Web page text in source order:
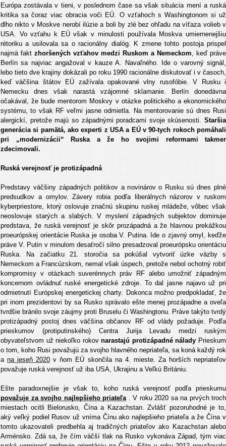
Európa zostávala v tieni, v poslednom čase sa však situácia mení a ruská
kritika sa čoraz viac obracia voči EÚ. O vzťahoch s Washingtonom si už
dlho nikto v Moskve nerobí ilúzie a boli by zlé bez ohľadu na víťaza volieb v
USA. Vo vzťahu k EÚ však v minulosti používala Moskva umiernenejšiu
rétoriku a usilovala sa o racionálny dialóg. K zmene tohto postoja prispel
najmä fakt zhoršených vzťahov medzi Ruskom a Nemeckom, keď práve
Berlín sa najviac angažoval v kauze A. Navaľného. Ide o varovný signál,
lebo tieto dve krajiny dokázali po roku 1990 racionálne diskutovať i v časoch,
keď väčšina štátov EÚ zažívala opakované vlny rusofóbie. V Rusku i
Nemecku dnes však narastá vzájomné sklamanie. Berlín donedávna
očakával, že bude mentorom Moskvy v otázke politického a ekonomického
systému, to však RF veľmi jasne odmietla. Na mentorovanie sú dnes Rusi
alergickí, pretože majú so západnými poradcami svoje skúsenosti. Staršia
generácia si pamätá, ako experti z USA a EÚ v 90-tych rokoch pomáhali
pri „modernizácii“ Ruska a že ho svojimi reformami takmer
zdecimovali.
Ruská verejnosť je protizápadná
Predstavy väčšiny západných politikov a novinárov o Rusku sú dnes plné
predsudkov a omylov. Závery robia podľa liberálnych názorov v ruskom
kyberpriestore, ktorý oslovuje značnú skupinu ruskej mládeže, vôbec však
neoslovuje starých a slabých. V myslení západných subjektov dominuje
predstava, že ruská verejnosť je skôr prozápadná a že hlavnou prekážkou
proeurópskej orientácie Ruska je osoba V. Putina. Ide o zjavný omyl, keďže
práve V. Putin v minulom desaťročí silno presadzoval proeurópsku orientáciu
Ruska. Na začiatku 21. storočia sa pokúšal vytvoriť úzke väzby s
Nemeckom a Francúzskom, nemal však úspech, pretože nebol ochotný robiť
kompromisy v otázkach suverénnych práv RF alebo umožniť západným
koncernom ovládnuť ruské energetické zdroje. To dal jasne najavo už pri
odmietnutí Európskej energetickej charty. Dokonca možno predpokladať, že
pri inom prezidentovi by sa Rusko správalo ešte menej prozápadne a oveľa
tvrdšie bránilo svoje záujmy proti Bruselu či Washingtonu. Práve takýto tvrdý
protizápadný postoj dnes väčšina občanov RF od vlády požaduje. Podľa
prieskumov (protiputinského) Centra Jurija Levadu medzi ruským
obyvateľstvom už niekoľko rokovnarastajú protizápadné nálady Prieskum
o tom, koho Rusi považujú za svojho hlavného nepriateľa, sa koná každý rok
ana jeseň 2020 v ňom EÚ skončila na 4. mieste. Za horších nepriateľov
považuje ruská verejnosť už iba USA, Ukrajinu a Veľkú Britániu.
Ešte paradoxnejšie je však to, koho ruská verejnosť podľa prieskumu
považuje za svojho najlepšieho priateľa. V roku 2020 sa na prvých troch
miestach ocitli Bielorusko, Čína a Kazachstan. Zvlášť pozoruhodné je to,
aký veľký podiel Rusov už vníma Čínu ako najlepšieho priateľa a že Čína v
tomto ukazovateli predbehla aj tradičných priateľov ako Kazachstan alebo
Arménsko. Zdá sa, že čím väčší tlak na Rusko vykonáva Západ, tým viac